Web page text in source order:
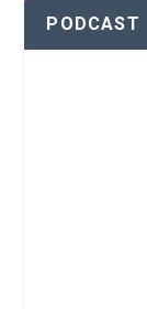
PODCAST